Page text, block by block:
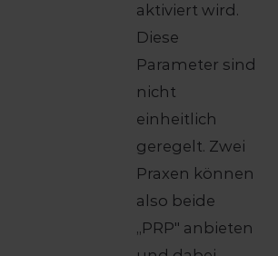
aktiviert wird.
Diese
Parameter sind
nicht
einheitlich
geregelt. Zwei
Praxen können
also beide
„PRP" anbieten